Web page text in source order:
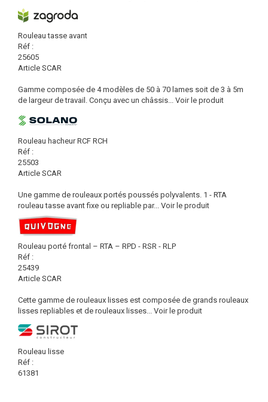
Rouleau tasse avant
Réf :
25605
Article SCAR
Gamme composée de 4 modèles de 50 à 70 lames soit de 3 à 5m
de largeur de travail. Conçu avec un châssis... Voir le produit
Rouleau hacheur RCF RCH
Réf :
25503
Article SCAR
Une gamme de rouleaux portés poussés polyvalents. 1 - RTA
rouleau tasse avant fixe ou repliable par... Voir le produit
Rouleau porté frontal – RTA – RPD - RSR - RLP
Réf :
25439
Article SCAR
Cette gamme de rouleaux lisses est composée de grands rouleaux
lisses repliables et de rouleaux lisses... Voir le produit
Rouleau lisse
Réf :
61381